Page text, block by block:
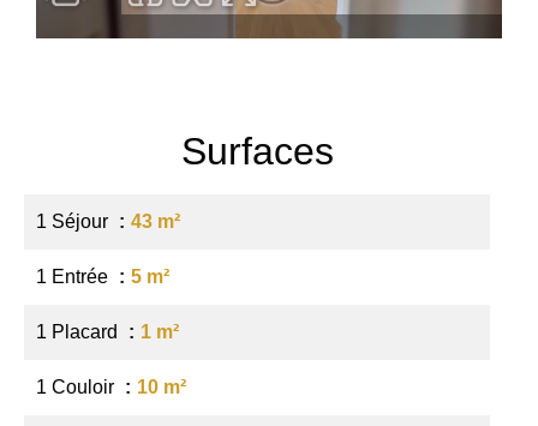
Surfaces
1 Séjour 43 m²
1 Entrée 5 m²
1 Placard 1 m²
1 Couloir 10 m²